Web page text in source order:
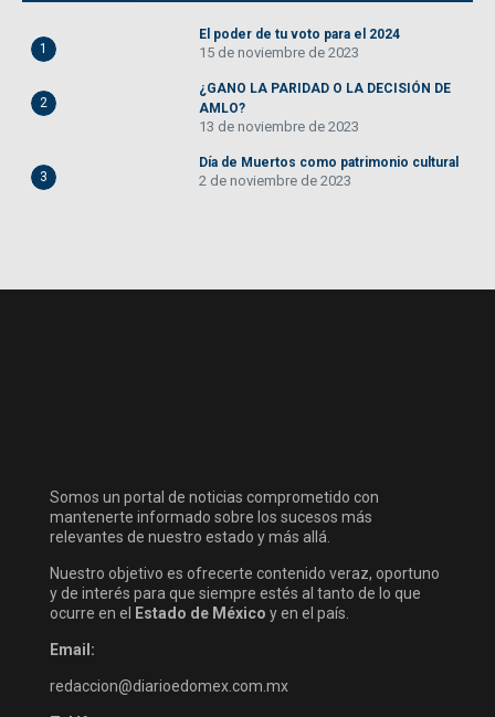
1
El poder de tu voto para el 2024
15 de noviembre de 2023
2
¿GANO LA PARIDAD O LA DECISIÓN DE
AMLO?
13 de noviembre de 2023
3
Día de Muertos como patrimonio cultural
2 de noviembre de 2023
Somos un portal de noticias comprometido con
mantenerte informado sobre los sucesos más
relevantes de nuestro estado y más allá.
Nuestro objetivo es ofrecerte contenido veraz, oportuno
y de interés para que siempre estés al tanto de lo que
ocurre en el
Estado de México y en el país.
Email:
redaccion@diarioedomex.com.mx